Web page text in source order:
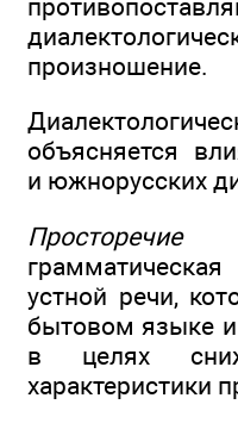
произношение.
объясняется
и южнорусских
устной речи,
бытовом языке
в целях
характеристики